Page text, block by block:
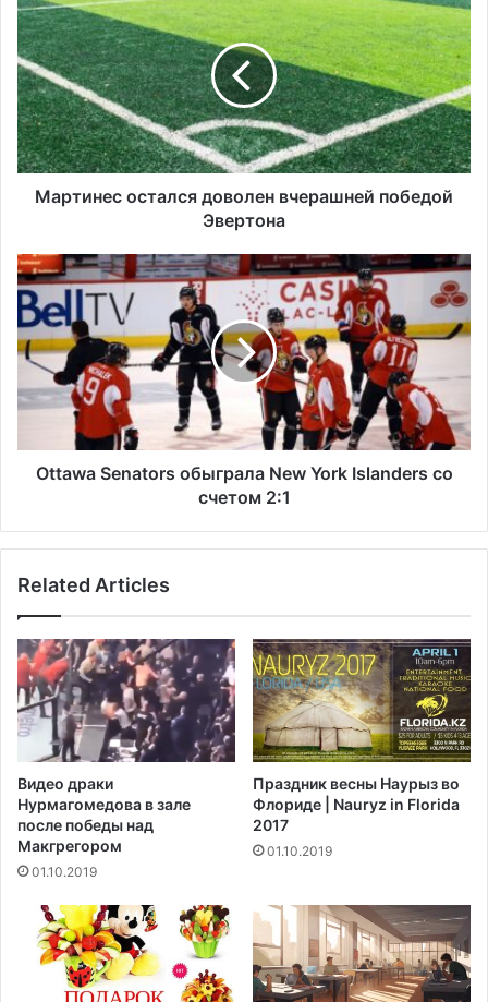
Удивительные факты о Флориде
а
р
т
и
н
е
с
о
л
с
я
д
о
о
е
а
е
й
п
о
д
о
й
в
Мартинес остался доволен вчерашней победой
Эвертона
O
t
t
a
w
S
n
о
г
р
а
л
e
w
Y
Ottawa Senators обыграла New York Islanders со
счетом 2:1
Related Articles
Видео драки
Нурмагомедова в зале
после победы над
Макгрегором‍
01.10.2019
Праздник весны Наурыз во
Флориде | Nauryz in Florida
2017
01.10.2019